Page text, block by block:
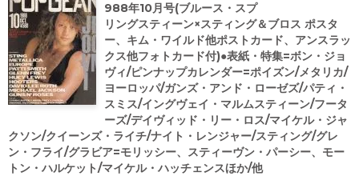
988年10月号(ブルース・スプ
リングスティーン×スティング＆ブロス ポスタ
ー、キム・ワイルド他ポストカード、アンスラッ
クス他フォトカード付)●表紙・特集=ボン・ジョ
ヴィ/ピンナップカレンダー=ポイズン/メタリカ/
ヨーロッパ/ガンズ・アンド・ローゼズ/パティ・
スミス/イングヴェイ・マルムスティーン/フータ
ーズ/デイヴィッド・リー・ロス/マイケル・ジャ
クソン/クイーンズ・ライチ/ナイト・レンジャー/スティング/グレ
ン・フライ/グラビア=モリッシー、スティーヴン・パーシー、モー
トン・ハルケット/マイケル・ハッチェンスほか/他